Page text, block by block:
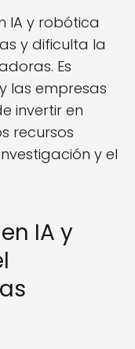
IA y robótica
y dificulta la
Es
las empresas
invertir en
recursos
y el
IA y